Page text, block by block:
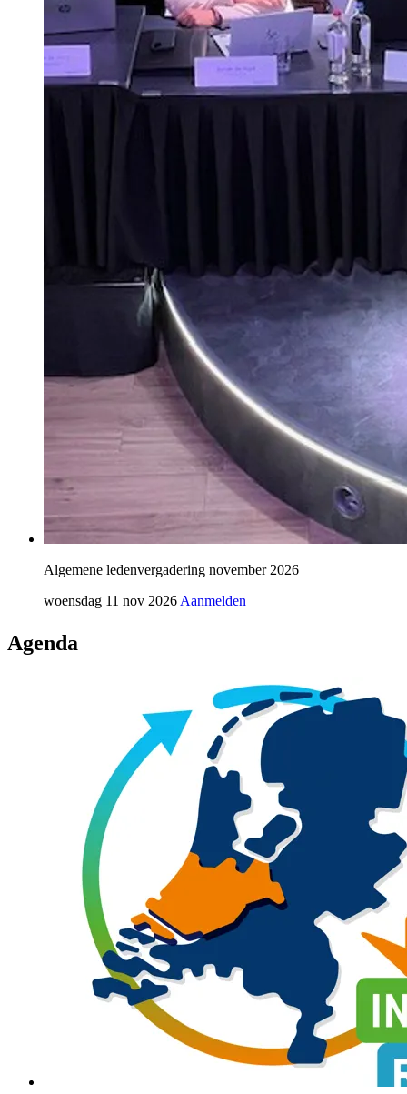
Algemene ledenvergadering november 2026
woensdag 11 nov 2026 Aanmelden
Agenda